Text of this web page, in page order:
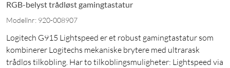
RGB-belyst trådløst gamingtastatur
Modellnr: 920-008907
Logitech G915 Lightspeed er et robust gamingtastatur som
kombinerer Logitechs mekaniske brytere med ultrarask
trådløs tilkobling. Har to tilkoblingsmuligheter: Lightspeed via